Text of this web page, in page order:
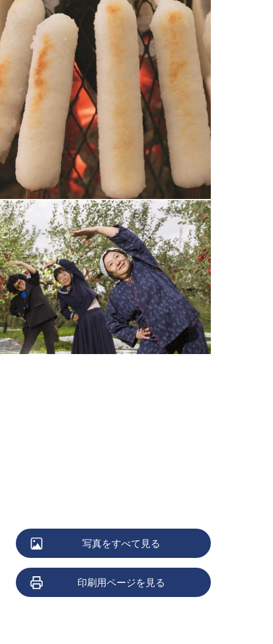
写真をすべて見る
印刷用ページを見る